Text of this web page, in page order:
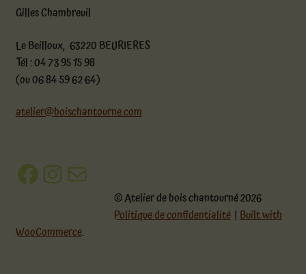
Gilles Chambreuil
Le Beilloux, 63220 BEURIERES
Tél : 04 73 95 15 98
(ou 06 84 59 62 64)
atelier@boischantourne.com
Facebook
Instagram
E-mail
© Atelier de bois chantourné 2026
Politique de confidentialité Built with
WooCommerce.